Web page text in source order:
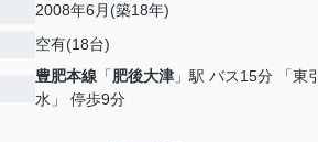
2008年6月(築18年)
空有(18台)
豊肥本線 「肥後大津 」駅 バス15分 「東
水」 停歩9分